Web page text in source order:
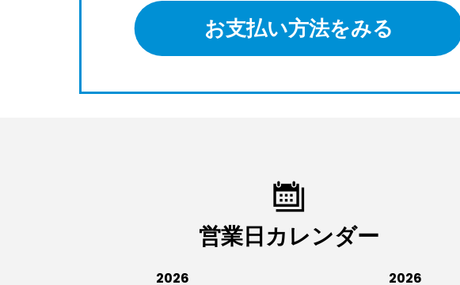
お支払い方法をみる
営業日カレンダー
2026 2026